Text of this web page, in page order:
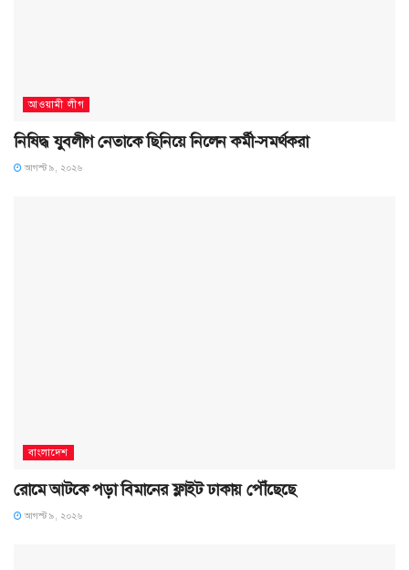
আওয়ামী লীগ
নিষিদ্ধ যুবলীগ নেতাকে ছিনিয়ে নিলেন কর্মী-সমর্থকরা
আগস্ট ৯, ২০২৬
বাংলাদেশ
রোমে আটকে পড়া বিমানের ফ্লাইট ঢাকায় পৌঁছেছে
আগস্ট ৯, ২০২৬